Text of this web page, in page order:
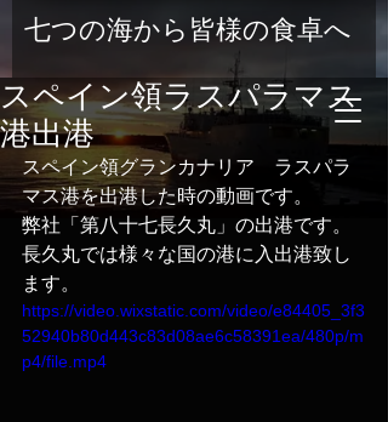
七つの海から皆様の食卓へ
スペイン領ラスパラマス
港出港
スペイン領グランカナリア　ラスパラ
マス港を出港した時の動画です。
弊社「第八十七長久丸」の出港です。
長久丸では様々な国の港に入出港致し
ます。
https://video.wixstatic.com/video/e84405_3f3
52940b80d443c83d08ae6c58391ea/480p/m
p4/file.mp4